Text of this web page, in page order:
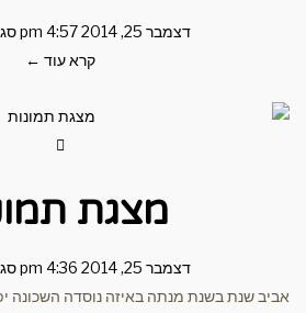
דצמבר 25, 2014 4:57 pm
סגור
קרא עוד ←
מצגת
דצמבר 25, 2014 4:36 pm
סגור
שנת בשנת מנתה באיזה נוסדה השכונה יפו